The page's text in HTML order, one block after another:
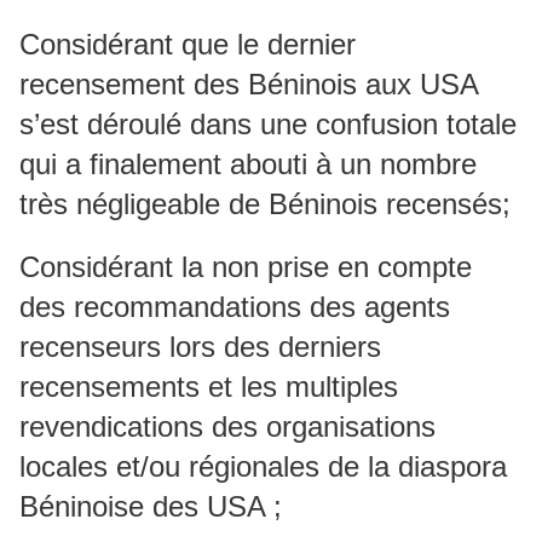
Considérant que le dernier
recensement des Béninois aux USA
s’est déroulé dans une confusion totale
qui a finalement abouti à un nombre
très négligeable de Béninois recensés;
Considérant la non prise en compte
des recommandations des agents
recenseurs lors des derniers
recensements et les multiples
revendications des organisations
locales et/ou régionales de la diaspora
Béninoise des USA ;